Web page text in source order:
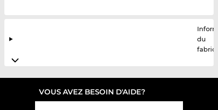
du
VOUS AVEZ BESOIN D'AIDE?